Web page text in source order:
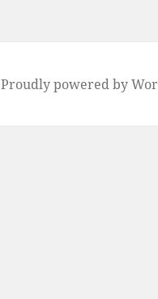
Proudly powered by